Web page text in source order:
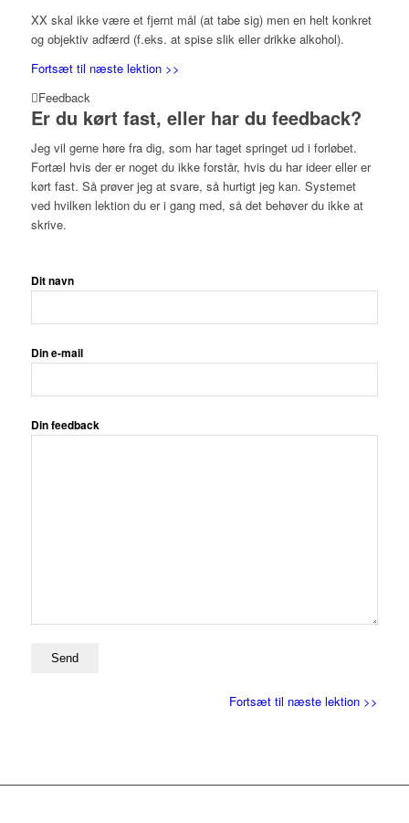
XX skal ikke være et fjernt mål (at tabe sig) men en helt konkret
og objektiv adfærd (f.eks. at spise slik eller drikke alkohol).
Fortsæt til næste lektion >>
Feedback
Er du kørt fast, eller har du feedback?
Jeg vil gerne høre fra dig, som har taget springet ud i forløbet.
Fortæl hvis der er noget du ikke forstår, hvis du har ideer eller er
kørt fast. Så prøver jeg at svare, så hurtigt jeg kan. Systemet
ved hvilken lektion du er i gang med, så det behøver du ikke at
skrive.
Dit navn
Din e-mail
Din feedback
Fortsæt til næste lektion >>